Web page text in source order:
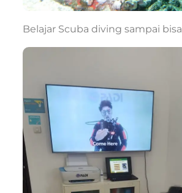
Belajar Scuba diving sampai bisa